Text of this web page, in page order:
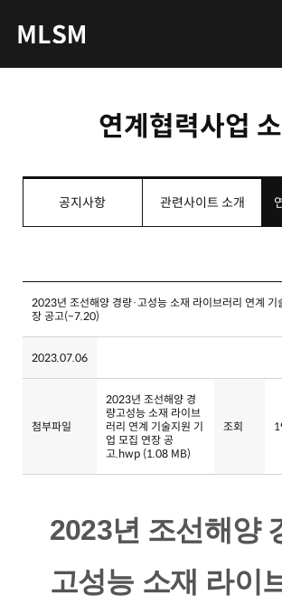
연계협력사업
공지사항 관련사이트 소개
2023년 조선해양 경량·고성능 소재 라이브러리 연계 기
장 공고(~7.20)
2023.07.06
첨부파일
2023년 조선해양 경
량고성능 소재 라이브
러리 연계 기술지원 기
업 모집 연장 공
고.hwp (1.08 MB)
조회
2023년 조선해양
고성능 소재 라이